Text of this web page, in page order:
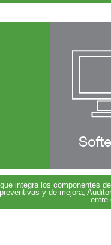
integra los componentes
y de mejora,
entre